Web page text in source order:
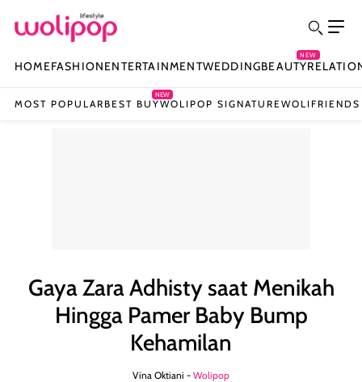
HOMEFASHIONENTERTAINMENTWEDDINGBEAUTY
NEW
MOST POPULAR BEST BUY
NEW
WOLIPOP SIGNATUREWOLIFRIENDS
Gaya Zara Adhisty saat Menikah
Hingga Pamer Baby Bump
Kehamilan
Vina Oktiani - Wolipop